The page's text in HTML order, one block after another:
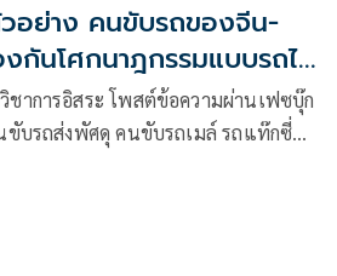
อย่าง คนขับรถของจีน-
กันโศกนาฎกรรมแบบรถไฟ
ชาการอิสระ โพสต์ข้อความผ่านเฟซบุ๊ก
นขับรถส่งพัศดุ คนขับรถเมล์ รถแท๊กซี่